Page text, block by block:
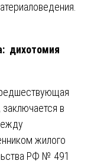
дихотомия
в
жилого
РФ № 491